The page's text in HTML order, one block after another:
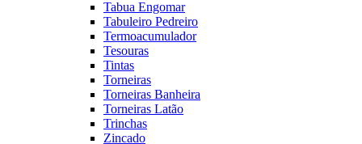
Tabua Engomar
Tabuleiro Pedreiro
Termoacumulador
Tesouras
Tintas
Torneiras
Torneiras Banheira
Torneiras Latão
Trinchas
Zincado